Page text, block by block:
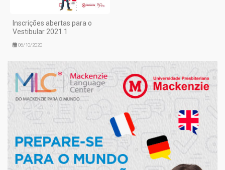
Inscrições abertas para o
Vestibular 2021.1
06/10/2020